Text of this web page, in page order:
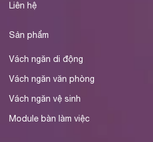
Liên hệ
Sản phẩm
Vách ngăn di động
Vách ngăn văn phòng
Vách ngăn vệ sinh
Module bàn làm việc